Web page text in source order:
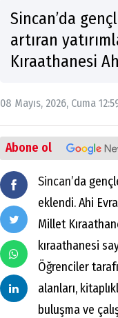
Sincan’da
artıran
Kıraathanesi
08 Mayıs, 2026, Cuma
Abone ol
Sincan’da
eklendi. Ahi
Millet
kıraathanesi
Öğrenciler
alanları,
buluşma ve